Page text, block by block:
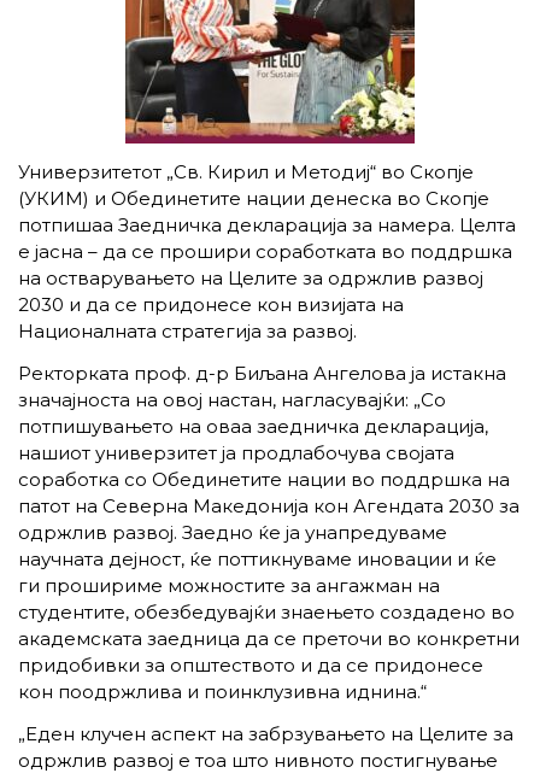
Универзитетот „Св. Кирил и Методиј“ во Скопје
(УКИМ) и Обединетите нации денеска во Скопје
потпишаа Заедничка декларација за намера. Целта
е јасна – да се прошири соработката во поддршка
на остварувањето на Целите за одржлив развој
2030 и да се придонесе кон визијата на
Националната стратегија за развој.
Ректорката проф. д-р Биљана Ангелова ја истакна
значајноста на овој настан, нагласувајќи: „Со
потпишувањето на оваа заедничка декларација,
нашиот универзитет ја продлабочува својата
соработка со Обединетите нации во поддршка на
патот на Северна Македонија кон Агендата 2030 за
одржлив развој. Заедно ќе ја унапредуваме
научната дејност, ќе поттикнуваме иновации и ќе
ги прошириме можностите за ангажман на
студентите, обезбедувајќи знаењето создадено во
академската заедница да се преточи во конкретни
придобивки за општеството и да се придонесе
кон поодржлива и поинклузивна иднина.“
„Еден клучен аспект на забрзувањето на Целите за
одржлив развој е тоа што нивното постигнување